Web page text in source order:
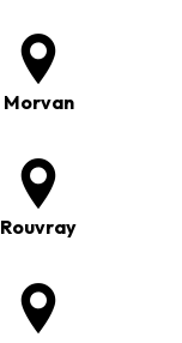
Morvan
Rouvray